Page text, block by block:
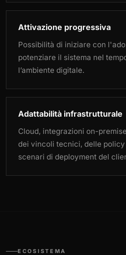
Attivazione progressiva
Possibilità di iniziare con
potenziare il sistema nel
l’ambiente digitale.
Adattabilità infrastrutturale
Cloud, integrazioni on-
dei vincoli tecnici, delle
scenari di deployment del
ECOSISTEMA